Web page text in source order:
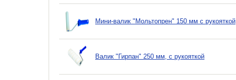
Мини-валик "Мольтопрен" 150 мм с рукояткой
Валик "Гирпан" 250 мм, с рукояткой